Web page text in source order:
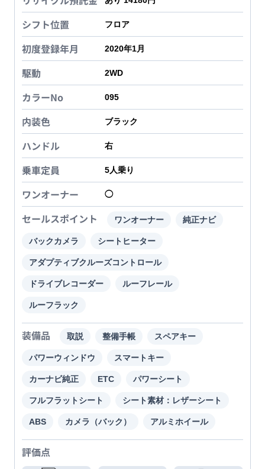
シフト位置 フロア
初度登録年月 2020年1月
駆動 2WD
カラーNo 095
内装色 ブラック
ハンドル 右
乗車定員 5人乗り
ワンオーナー ◯
セールスポイント ワンオーナー 純正ナビ
バックカメラ シートヒーター
アダプティブクルーズコントロール
ドライブレコーダー ルーフレール
ルーフラック
装備品 取説 整備手帳 スペアキー
パワーウィンドウ スマートキー
カーナビ純正 ETC パワーシート
フルフラットシート シート素材：レザーシート
ABS カメラ（バック） アルミホイール
評価点